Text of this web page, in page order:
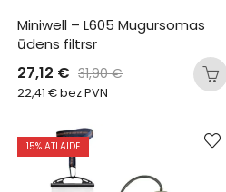
Miniwell – L605 Mugursomas
ūdens filtrsr
27,12 € 31,90€
22,41 €bez PVN
15% ATLAIDE